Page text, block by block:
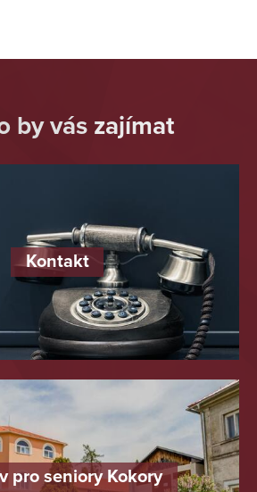
setkání,
by vás zajímat
Kontakt
pro seniory Kokory